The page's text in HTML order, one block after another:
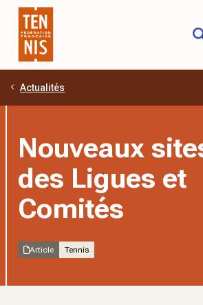
Aller au contenu principal
Actualités
Nouveaux
des Ligues et
Comités
Article Tennis